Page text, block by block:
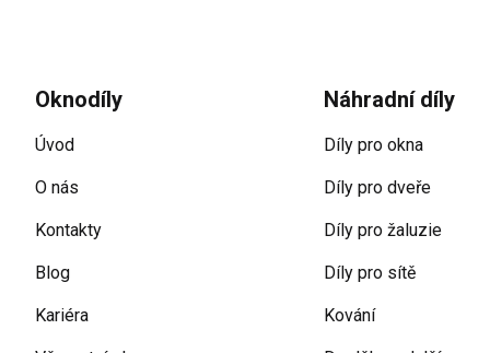
Zápatí
Oknodíly
Úvod
O nás
Kontakty
Blog
Kariéra
Náhradní díly
Díly pro okna
Díly pro dveře
Díly pro žaluzie
Díly pro sítě
Kování